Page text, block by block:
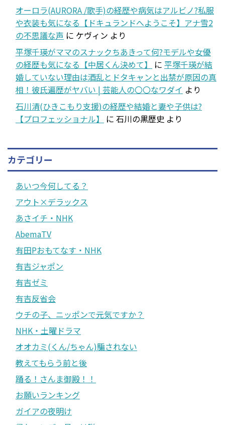
オーロラ(AURORA /歌手)の経歴や病気はアルビノ?私服
や衣装も気になる【ドキュランドへようこそ】アナ雪2
の不思議な声 に ケヴィン より
平塚千瑛がママのスナックちあきって何?モデルや女優
の経歴も気になる【中居くん決めて】
に 平塚千瑛が結
婚していない理由は酒乱とドタキャンと出禁が原因の真
相！彼氏遍歴がヤバい | 芸能人の〇〇なワダイ より
石川清(ひきこもり支援)の経歴や結婚と妻や子供は?
【プロフェッショナル】
に 石川の黒歴史 より
カテゴリー
あいつ今何してる？
アウト×デラックス
あさイチ・NHK
AbemaTV
有田Pおもてなす・NHK
有吉ジャポン
有吉ゼミ
有吉反省会
ウチの子、ニッポンで元気ですか？
NHK・土曜ドラマ
オオカミ(くん/ちゃん)騙されない
教えてもらう前と後
踊る！さんま御殿！！
お願いランキング
ガイアの夜明け